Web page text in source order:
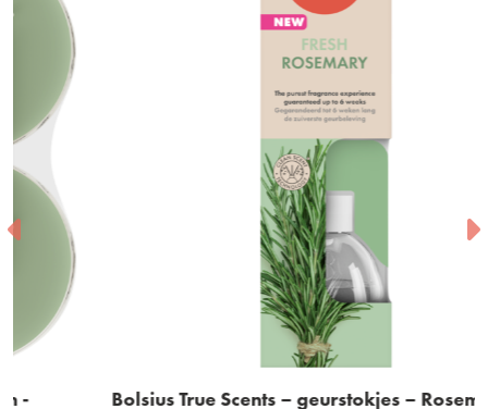
Bolsius True Scents – geurstokjes – Rosemary –